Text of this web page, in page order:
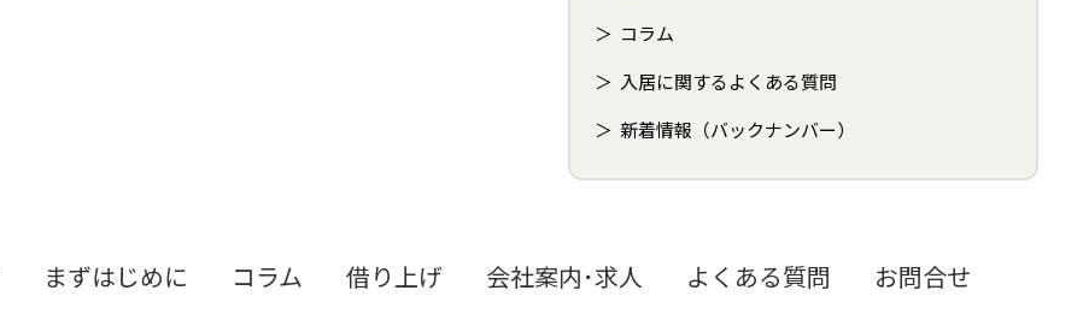
コラム
入居に関するよくある質問
新着情報（バックナンバー）
まずはじめに コラム 借り上げ 会社案内･求人 よくある質問 お問合せ